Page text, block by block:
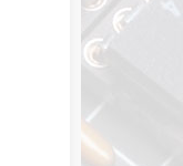
Richtek